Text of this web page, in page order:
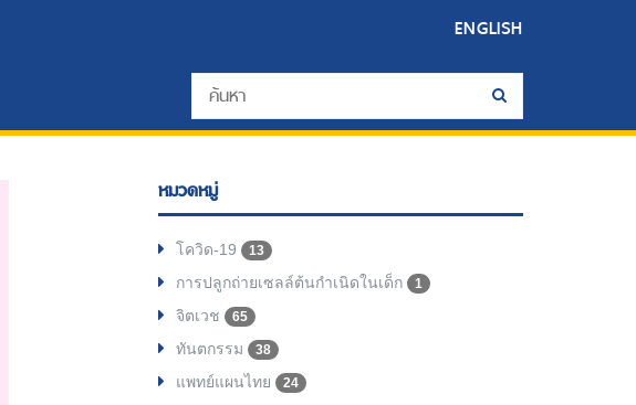
ENGLISH
หมวดหมู่
โควิด-19 13
การปลูกถ่ายเซลล์ต้นกำเนิดในเด็ก 1
จิตเวช 65
ทันตกรรม 38
แพทย์แผนไทย 24